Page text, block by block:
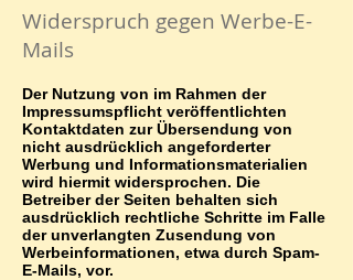
Widerspruch gegen Werbe-E-
Mails
Der Nutzung von im Rahmen der
Impressumspflicht veröffentlichten
Kontaktdaten zur Übersendung von
nicht ausdrücklich angeforderter
Werbung und Informationsmaterialien
wird hiermit widersprochen. Die
Betreiber der Seiten behalten sich
ausdrücklich rechtliche Schritte im Falle
der unverlangten Zusendung von
Werbeinformationen, etwa durch Spam-
E-Mails, vor.